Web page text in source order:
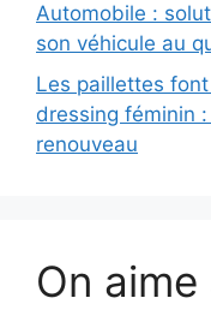
Automobile :
son véhicule au
Les paillettes
dressing féminin
renouveau
On aime